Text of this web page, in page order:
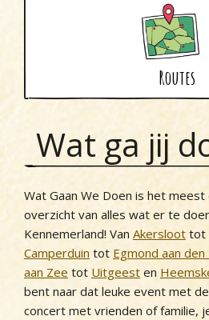
Wijk aan Zee
Routes
Wat ga jij
Wat Gaan We Doen is het
overzicht van alles wat er te
Kennemerland! Van Akersloot tot
Camperduin tot Egmond aan
aan Zee tot Uitgeest en
bent naar dat leuke event met
concert met vrienden of familie,